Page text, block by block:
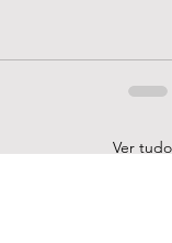
Ver tudo